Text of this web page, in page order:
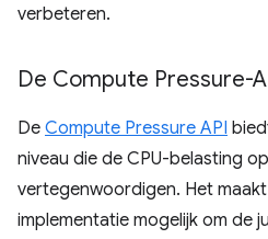
verbeteren.
De Compute Pressure-
De Compute Pressure API
niveau die de CPU-belasting
vertegenwoordigen. Het
implementatie mogelijk om de